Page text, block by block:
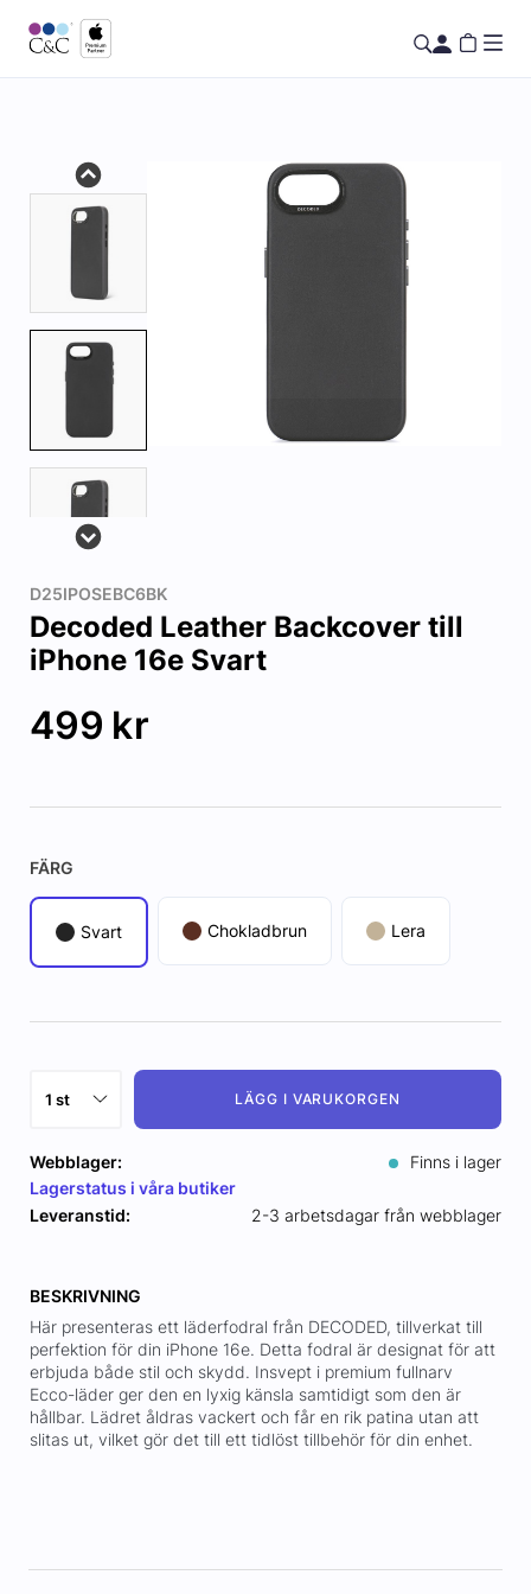
D25IPOSEBC6BK
Decoded Leather Backcover till
iPhone 16e Svart
499 kr
FÄRG
Svart Chokladbrun Lera
LÄGG I VARUKORGEN
Webblager:
Finns i lager
Lagerstatus i våra butiker
Leveranstid:
2-3 arbetsdagar från webblager
BESKRIVNING
Här presenteras ett läderfodral från DECODED, tillverkat till
perfektion för din iPhone 16e. Detta fodral är designat för att
erbjuda både stil och skydd. Insvept i premium fullnarv
Ecco-läder ger den en lyxig känsla samtidigt som den är
hållbar. Lädret åldras vackert och får en rik patina utan att
slitas ut, vilket gör det till ett tidlöst tillbehör för din enhet.